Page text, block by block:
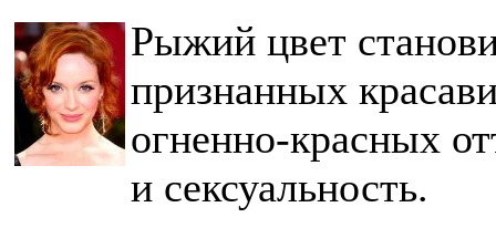
Рыжий цвет
признанных
огненно-красных
и сексуальность.